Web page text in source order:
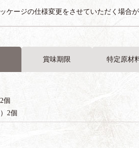
ケージの仕様変更をさせていただく場合が
賞味期限 特定原材
個
2個